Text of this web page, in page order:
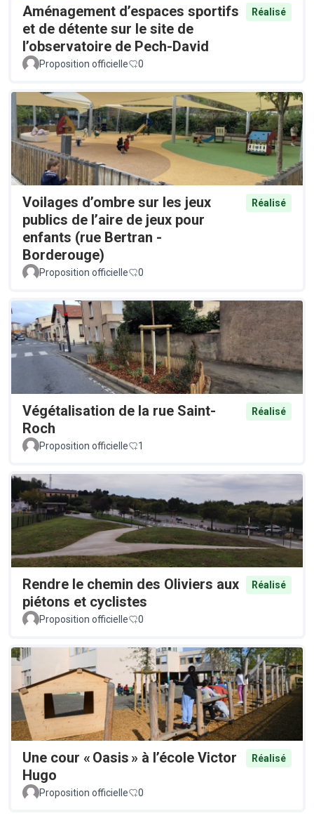
Aménagement d’espaces sportifs
et de détente sur le site de
l’observatoire de Pech-David
Réalisé
Proposition officielle 0
Voilages d’ombre sur les jeux
publics de l’aire de jeux pour
enfants (rue Bertran -
Borderouge)
Réalisé
Proposition officielle 0
Végétalisation de la rue Saint-
Roch
Réalisé
Proposition officielle 1
Rendre le chemin des Oliviers aux
piétons et cyclistes
Réalisé
Proposition officielle 0
Une cour « Oasis » à l’école Victor
Hugo
Réalisé
Proposition officielle 0